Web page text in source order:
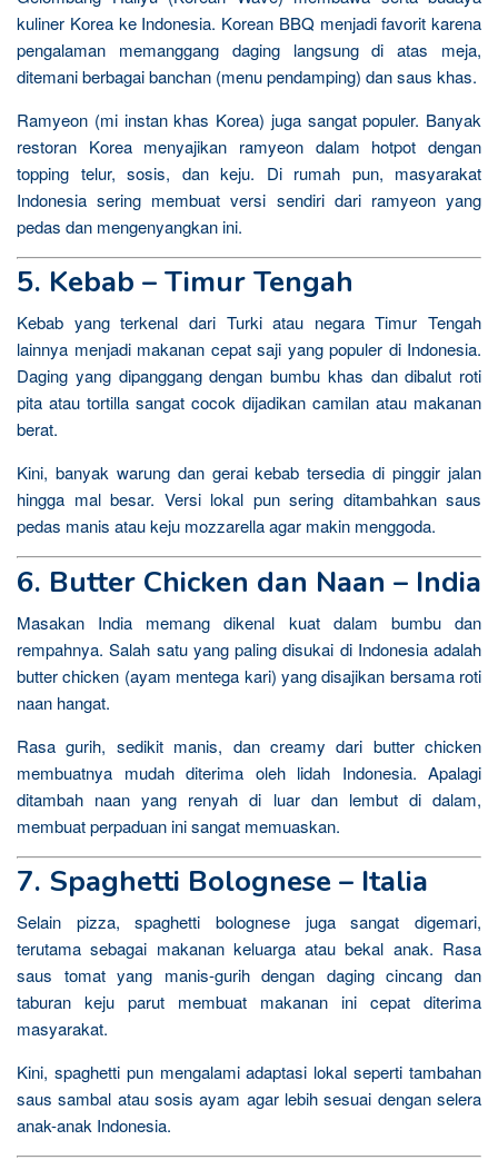
kuliner Korea ke Indonesia. Korean BBQ menjadi favorit karena
pengalaman memanggang daging langsung di atas meja,
ditemani berbagai banchan (menu pendamping) dan saus khas.
Ramyeon (mi instan khas Korea) juga sangat populer. Banyak
restoran Korea menyajikan ramyeon dalam hotpot dengan
topping telur, sosis, dan keju. Di rumah pun, masyarakat
Indonesia sering membuat versi sendiri dari ramyeon yang
pedas dan mengenyangkan ini.
5. Kebab – Timur Tengah
Kebab yang terkenal dari Turki atau negara Timur Tengah
lainnya menjadi makanan cepat saji yang populer di Indonesia.
Daging yang dipanggang dengan bumbu khas dan dibalut roti
pita atau tortilla sangat cocok dijadikan camilan atau makanan
berat.
Kini, banyak warung dan gerai kebab tersedia di pinggir jalan
hingga mal besar. Versi lokal pun sering ditambahkan saus
pedas manis atau keju mozzarella agar makin menggoda.
6. Butter Chicken dan Naan – India
Masakan India memang dikenal kuat dalam bumbu dan
rempahnya. Salah satu yang paling disukai di Indonesia adalah
butter chicken (ayam mentega kari) yang disajikan bersama roti
naan hangat.
Rasa gurih, sedikit manis, dan creamy dari butter chicken
membuatnya mudah diterima oleh lidah Indonesia. Apalagi
ditambah naan yang renyah di luar dan lembut di dalam,
membuat perpaduan ini sangat memuaskan.
7. Spaghetti Bolognese – Italia
Selain pizza, spaghetti bolognese juga sangat digemari,
terutama sebagai makanan keluarga atau bekal anak. Rasa
saus tomat yang manis-gurih dengan daging cincang dan
taburan keju parut membuat makanan ini cepat diterima
masyarakat.
Kini, spaghetti pun mengalami adaptasi lokal seperti tambahan
saus sambal atau sosis ayam agar lebih sesuai dengan selera
anak-anak Indonesia.